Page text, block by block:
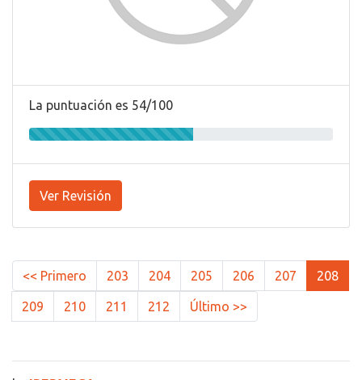
La puntuación es 54/100
Ver Revisión
<< Primero 203 204 205 206 207 208
209 210 211 212 Último >>